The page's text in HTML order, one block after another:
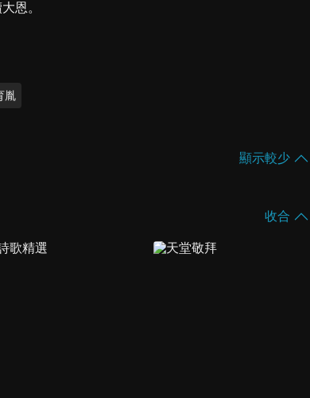
恩。
胤
顯示較少
收合